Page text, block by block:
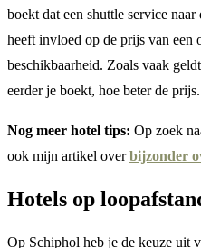
boekt dat een shuttle service
heeft invloed op de prijs van een
beschikbaarheid. Zoals vaak
eerder je boekt, hoe beter de prijs.
Nog meer hotel tips: Op zoek
ook mijn artikel overbijzonder
Hotels op
Op Schiphol heb je de keuze uit